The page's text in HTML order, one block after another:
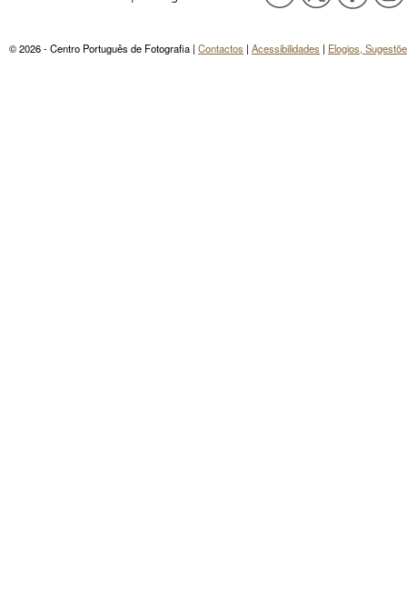
© 2026 - Centro Português de Fotografia | Contactos | Acessibilidades | Elogios,